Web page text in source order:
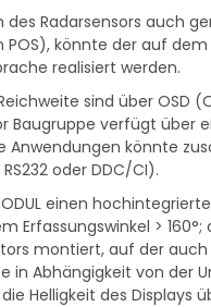
Radarsensors auch
könnte der auf
realisiert werden.
sind über
Baugruppe verfügt
könnte
oder DDC/CI).
einen
Erfassungswinkel >
montiert, auf der
Abhängigkeit von der
Helligkeit des Displays